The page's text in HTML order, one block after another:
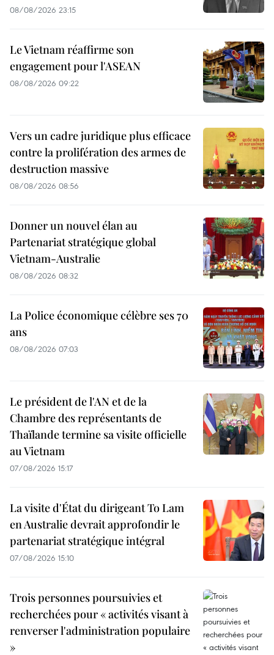
08/08/2026 23:15
Le Vietnam réaffirme son
engagement pour l'ASEAN
08/08/2026 09:22
Vers un cadre juridique plus efficace
contre la prolifération des armes de
destruction massive
08/08/2026 08:56
Donner un nouvel élan au
Partenariat stratégique global
Vietnam-Australie
08/08/2026 08:32
La Police économique célèbre ses 70
ans
08/08/2026 07:03
Le président de l'AN et de la
Chambre des représentants de
Thaïlande termine sa visite officielle
au Vietnam
07/08/2026 15:17
La visite d'État du dirigeant To Lam
en Australie devrait approfondir le
partenariat stratégique intégral
07/08/2026 15:10
Trois personnes poursuivies et
recherchées pour « activités visant à
renverser l'administration populaire
»